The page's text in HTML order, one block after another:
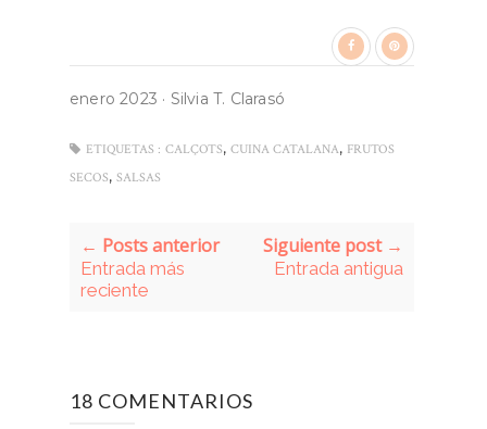
enero 2023 · Silvia T. Clarasó
ETIQUETAS : CALÇOTS, CUINA CATALANA, FRUTOS
SECOS, SALSAS
← Posts anterior
Entrada más
reciente
Siguiente post →
Entrada antigua
18 COMENTARIOS